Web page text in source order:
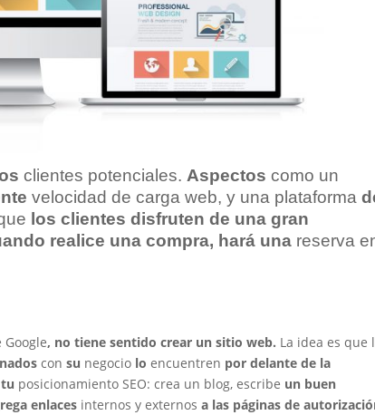
clientes potenciales. Aspectos como un
velocidad de carga web, y una plataforma
los clientes disfruten de una gran
realice una compra, hará una reserva
, no tiene sentido crear un sitio web. La idea es que
consu negocio lo encuentren por delante de la
posicionamiento SEO: crea un blog, escribe un buen
enlaces internos y externosa las páginas de